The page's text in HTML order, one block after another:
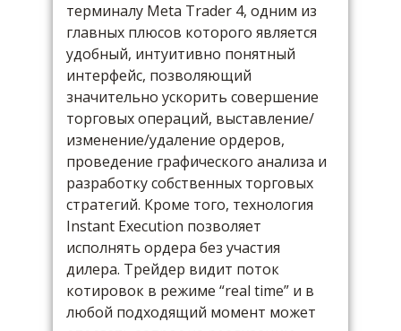
терминалу Meta Trader 4, одним из
главных плюсов которого является
удобный, интуитивно понятный
интерфейс, позволяющий
значительно ускорить совершение
торговых операций, выставление/
изменение/удаление ордеров,
проведение графического анализа и
разработку собственных торговых
стратегий. Кроме того, технология
Instant Execution позволяет
исполнять ордера без участия
дилера. Трейдер видит поток
котировок в режиме “real time” и в
любой подходящий момент может